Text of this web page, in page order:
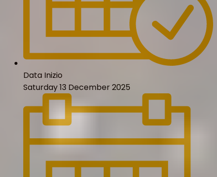
Data Inizio
Saturday 13 December 2025